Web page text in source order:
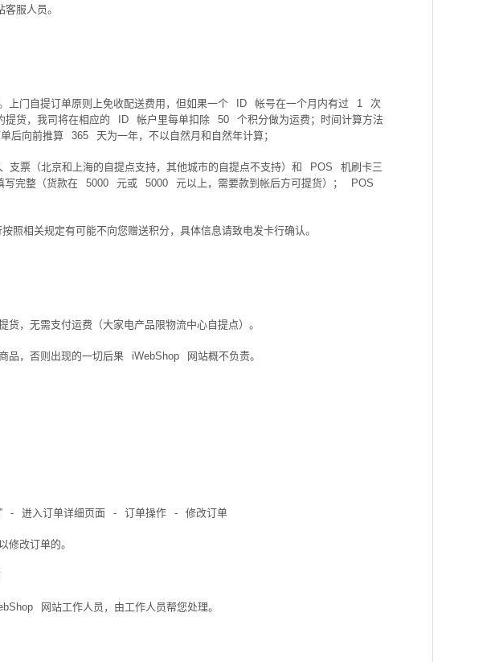
客服人员。
上门自提订单原则上免收配送费用，但如果一个 ID 帐号在一个月内有过 1
次
提货，我司将在相应的 ID 帐户里每单扣除 50
个积分做为运费；时间计算方法
后向前推算 365 天为一年，不以自然月和自然年计算；
支票（北京和上海的自提点支持，其他城市的自提点不支持）和 POS
机刷卡三
写完整（货款在
5000 元或 5000 元以上，需要款到帐后方可提货）；
POS
照相关规定有可能不向您赠送积分，具体信息请致电发卡行确认。
，无需支付运费（大家电产品限物流中心自提点）。
品，否则出现的一切后果 iWebShop 网站概不负责。
- 进入订单详细页面 - 订单操作 - 修改订单
修改订单的。
网站工作人员，由工作人员帮您处理。